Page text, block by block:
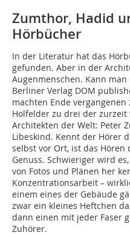
Zumthor, Hadid
Hörbücher
In der Literatur hat das
gefunden. Aber in der
Augenmenschen. Kann
Berliner Verlag DOM
machten Ende
Holfelder zu drei der
Architekten der Welt: Peter
Libeskind. Kennt der Hörer
selbst vor Ort, ist das
Genuss. Schwieriger wird
von Fotos und Plänen her
Konzentrationsarbeit –
einem eines der Gebäude
zwar ein kleines Heftchen
dann einen mit jeder Faser
Zuhörer.